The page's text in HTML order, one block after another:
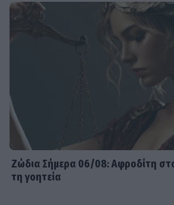
Ζώδια Σήμερα 06/08: Αφροδίτη
τη γοητεία